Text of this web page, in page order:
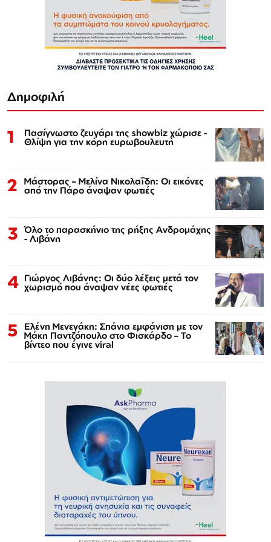
Δημοφιλή
1 Πασίγνωστο ζευγάρι της showbiz χώρισε -
Θλίψη για την κόρη ευρωβουλευτή
2 Μάστορας – Μελίνα Νικολαΐδη: Οι εικόνες
από την Πάρο άναψαν φωτιές
3 Όλο το παρασκήνιο της ρήξης Ανδρομάχης
- Λιβάνη
4 Γιώργος Λιβάνης: Οι δύο λέξεις μετά τον
χωρισμό που άναψαν νέες φωτιές
5 Ελένη Μενεγάκη: Σπάνια εμφάνιση με τον
Μάκη Παντζόπουλο στο Φισκάρδο – Το
βίντεο που έγινε viral